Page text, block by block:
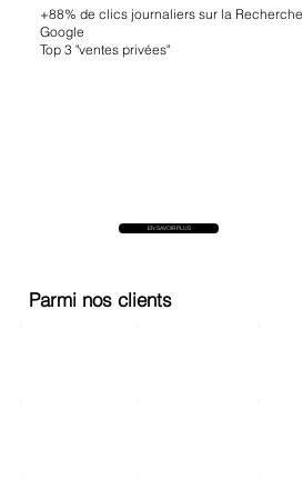
+88% de clics journaliers sur la Recherche
Google
Top 3 "ventes privées"
EN SAVOIR PLUS
Parmi nos clients